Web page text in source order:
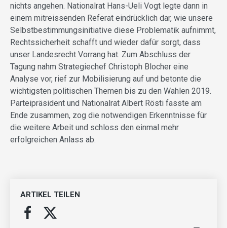
nichts angehen. Nationalrat Hans-Ueli Vogt legte dann in
einem mitreissenden Referat eindrücklich dar, wie unsere
Selbstbestimmungsinitiative diese Problematik aufnimmt,
Rechtssicherheit schafft und wieder dafür sorgt, dass
unser Landesrecht Vorrang hat. Zum Abschluss der
Tagung nahm Strategiechef Christoph Blocher eine
Analyse vor, rief zur Mobilisierung auf und betonte die
wichtigsten politischen Themen bis zu den Wahlen 2019.
Parteipräsident und Nationalrat Albert Rösti fasste am
Ende zusammen, zog die notwendigen Erkenntnisse für
die weitere Arbeit und schloss den einmal mehr
erfolgreichen Anlass ab.
ARTIKEL TEILEN